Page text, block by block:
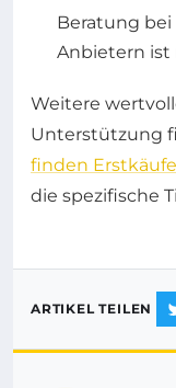
Beratung bei
Anbietern ist
Weitere
Unterstützung
finden
die spezifische
ARTIKEL TEILEN